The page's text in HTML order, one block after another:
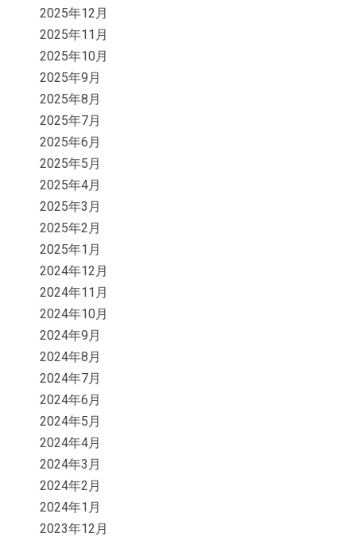
2025年12月
2025年11月
2025年10月
2025年9月
2025年8月
2025年7月
2025年6月
2025年5月
2025年4月
2025年3月
2025年2月
2025年1月
2024年12月
2024年11月
2024年10月
2024年9月
2024年8月
2024年7月
2024年6月
2024年5月
2024年4月
2024年3月
2024年2月
2024年1月
2023年12月